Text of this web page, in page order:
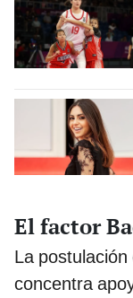
El factor
La postulación
concentra